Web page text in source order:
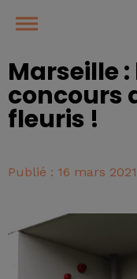
Marseille
concours
fleuris !
Publié : 16 mars